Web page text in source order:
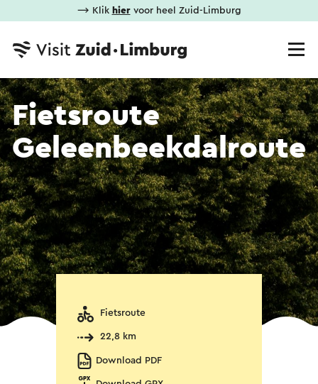
⟶ Klik hiervoor heel Zuid-Limburg
Fietsroute
Geleenbeekdalroute
Fietsroute
22,8 km
Download PDF